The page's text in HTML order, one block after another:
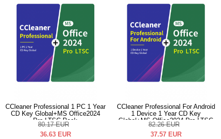
CCleaner Professional 1 PC 1 Year
CD Key Global+MS Office2024
Pro LTSC Pack
80.17 EUR
36.63 EUR
CCleaner Professional For Android
1 Device 1 Year CD Key
Global+MS Office2024 Pro LTSC
Pack
82.26 EUR
37.57 EUR